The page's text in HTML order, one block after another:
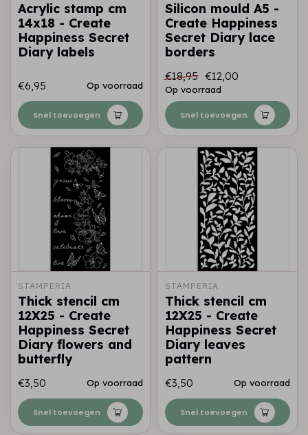
Acrylic stamp cm
14x18 - Create
Happiness Secret
Diary labels
€6,95 Op voorraad
Snel toevoegen
Silicon mould A5 -
Create Happiness
Secret Diary lace
borders
€18,95 €12,00
Op voorraad
Snel toevoegen
STAMPERIA
Thick stencil cm
12X25 - Create
Happiness Secret
Diary flowers and
butterfly
€3,50 Op voorraad
Snel toevoegen
STAMPERIA
Thick stencil cm
12X25 - Create
Happiness Secret
Diary leaves
pattern
€3,50 Op voorraad
Snel toevoegen